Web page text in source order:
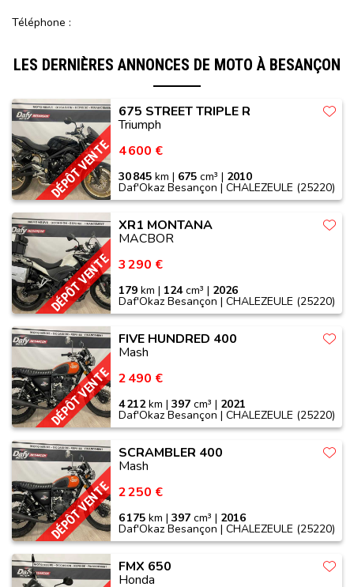
Téléphone :
LES DERNIÈRES ANNONCES DE MOTO À BESANÇON
DÉPÔT VENTE
675 STREET TRIPLE R
Triumph
4 600 €
30 845 km | 675 cm³ | 2010
Daf'Okaz Besançon | CHALEZEULE (25220)
DÉPÔT VENTE
XR1 MONTANA
MACBOR
3 290 €
179 km | 124cm³ | 2026
Daf'Okaz Besançon | CHALEZEULE (25220)
DÉPÔT VENTE
FIVE HUNDRED 400
Mash
2 490 €
4 212km |397 cm³ | 2021
Daf'Okaz Besançon | CHALEZEULE (25220)
DÉPÔT VENTE
SCRAMBLER 400
Mash
2 250 €
6 175 km |397 cm³ | 2016
Daf'Okaz Besançon | CHALEZEULE (25220)
FMX 650
Honda